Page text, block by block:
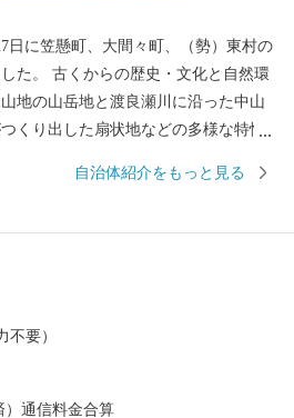
日に笠懸町、大間々町、（勢）東村の
た。 古くからの歴史・文化と自然環
地の山岳地と渡良瀬川に沿った中山
くり出した扇状地などの多様な特性
活できるまちづくりに取り組んでお
自治体紹介をもっと見る
不要）
）通信料金合算